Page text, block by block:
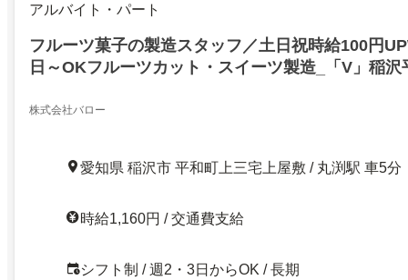
アルバイト・パート
フルーツ菓子の製造スタッフ／土日祝時給100円
日～OKフルーツカット・スイーツ製造_「V」稲沢
株式会社バロー
愛知県 稲沢市 平和町上三宅上屋敷 / 丸渕駅 車5分
時給1,160円 / 交通費支給
シフト制 / 週2・3日からOK / 長期